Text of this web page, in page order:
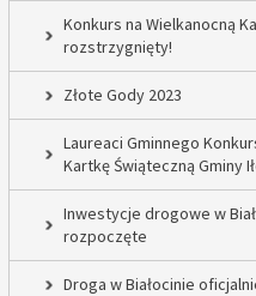
Konkurs na Wielkanocną
rozstrzygnięty!
Złote Gody 2023
Laureaci Gminnego
Kartkę Świąteczną Gminy
Inwestycje drogowe w
rozpoczęte
Droga w Białocinie